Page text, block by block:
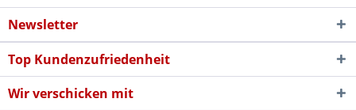
Newsletter
Top Kundenzufriedenheit
Wir verschicken mit